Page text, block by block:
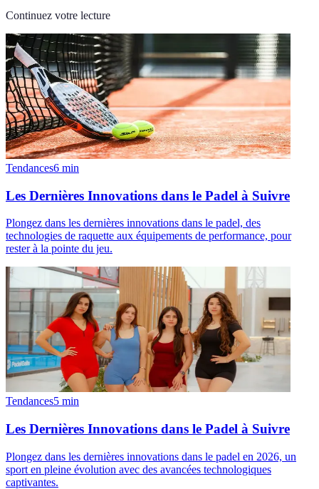
Continuez votre lecture
Tendances6 min
Les Dernières Innovations dans le Padel à Suivre
Plongez dans les dernières innovations dans le padel, des
technologies de raquette aux équipements de performance, pour
rester à la pointe du jeu.
Tendances5 min
Les Dernières Innovations dans le Padel à Suivre
Plongez dans les dernières innovations dans le padel en 2026, un
sport en pleine évolution avec des avancées technologiques
captivantes.